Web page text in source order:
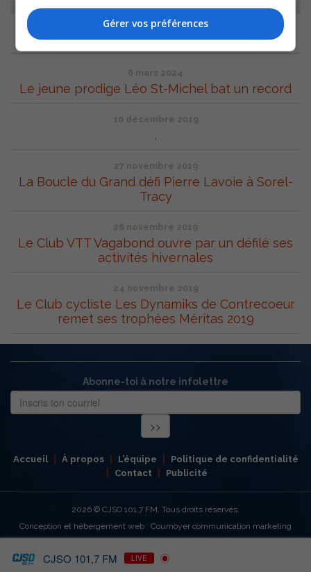
6 mars 2024
Le jeune prodige Léo St-Michel bat un record
10 décembre 2019
.
27 novembre 2019
La Boucle du Grand défi Pierre Lavoie à Sorel-
Tracy
26 novembre 2019
Le Club VTT Vagabond ouvre par un défilé ses
activités hivernales
24 novembre 2019
Le Club cycliste Les Dynamiks de Contrecoeur
remet ses trophées Méritas 2019
Abonne-toi à notre infolettre
Accueil À propos L’équipe
Politique de confidentialité
Contact
Publicité
2026 © CJSO 101,7 FM. Tous droits réservés.
Conception et hébergement web : Cournoyer communication marketing
CJSO 101,7 FM LIVE
Gérer vos préférences